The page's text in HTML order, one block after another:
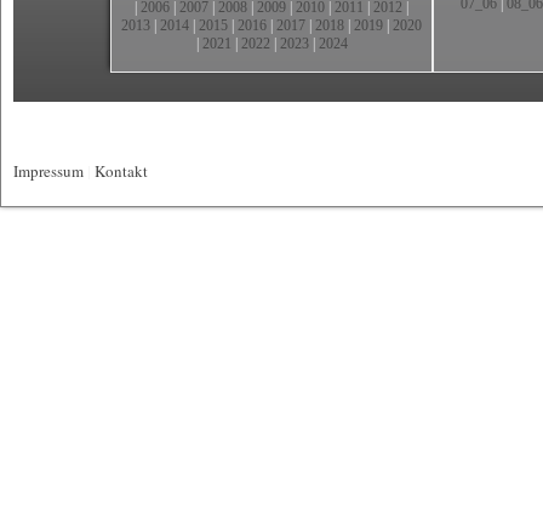
2006 2007 2008 2009 2010 2011 2012
2013 2014 2015 2016 2017 2018 2019 2020
2021 2022 2023| 2024
07_06 08_06
Impressum Kontakt